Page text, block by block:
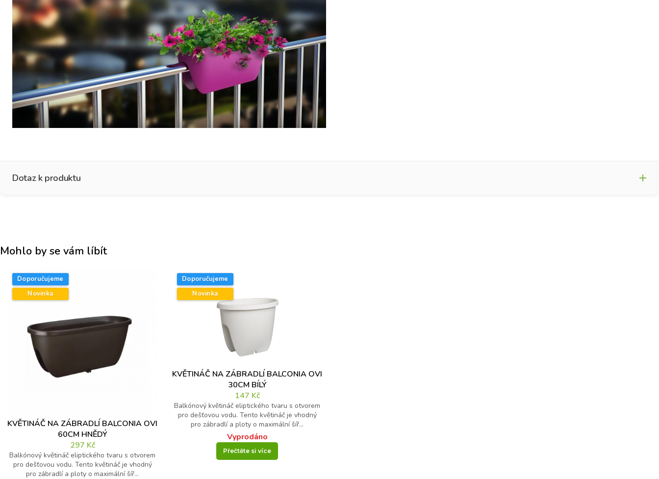
Dotaz k produktu
K
o
*
E-mail*
Váš dotaz*
Kontrolní otázka*
15
*
Mohlo by se vám líbít
Doporučujeme
Novinka
KVĚTINÁČ NA ZÁBRADLÍ BALCONIA OVI
60CM HNĚDÝ
297 Kč
Balkónový květináč eliptického tvaru s otvorem
pro dešťovou vodu. Tento květináč je vhodný
pro zábradlí a ploty o maximální šíř...
Doporučujeme
Novinka
KVĚTINÁČ NA ZÁBRADLÍ BALCONIA OVI
30CM BÍLÝ
147 Kč
Balkónový květináč eliptického tvaru s otvorem
pro dešťovou vodu. Tento květináč je vhodný
pro zábradlí a ploty o maximální šíř...
Vyprodáno
Přečtěte si více